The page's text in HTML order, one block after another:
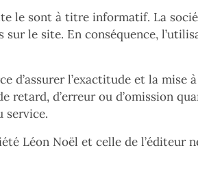
le sont à titre informatif. La
le site. En conséquence,
d’assurer l’exactitude et la
retard, d’erreur ou d’omission
service.
Léon Noël et celle de l’éditeur